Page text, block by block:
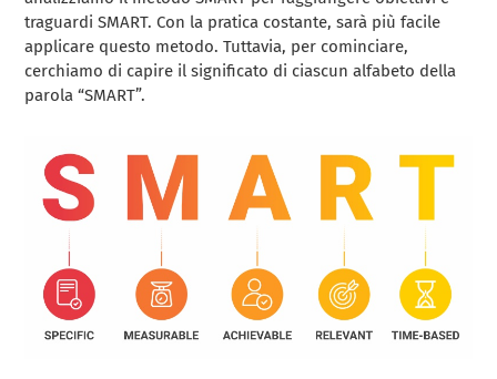
traguardi SMART. Con la pratica costante, sarà più facile
applicare questo metodo. Tuttavia, per cominciare,
cerchiamo di capire il significato di ciascun alfabeto della
parola “SMART”.